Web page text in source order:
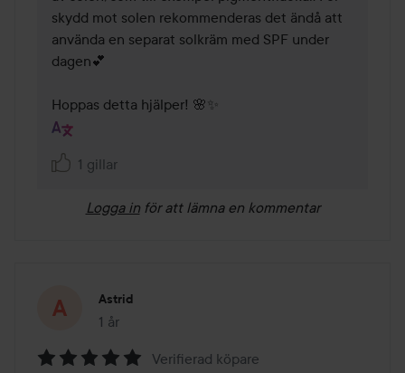
skydd mot solen rekommenderas det ändå att
använda en separat solkräm med SPF under
dagen💕
Hoppas detta hjälper! 🌸✨
1 gillar
Logga in för att lämna en kommentar
Astrid
1 år
Inlägget skapades 1 år
Verifierad köpare